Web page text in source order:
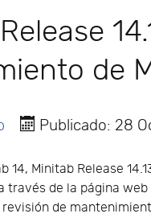
de
Publicado: 28
14, Minitab Release
través de la página
de